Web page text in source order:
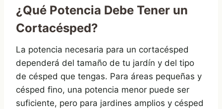
¿Qué Potencia Debe Tener un
Cortacésped?
La potencia necesaria para un cortacésped
dependerá del tamaño de tu jardín y del tipo
de césped que tengas. Para áreas pequeñas y
césped fino, una potencia menor puede ser
suficiente, pero para jardines amplios y césped